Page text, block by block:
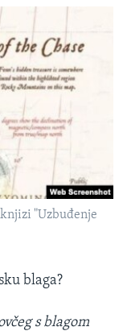
"Uzbuđenje
blaga?
s blagom